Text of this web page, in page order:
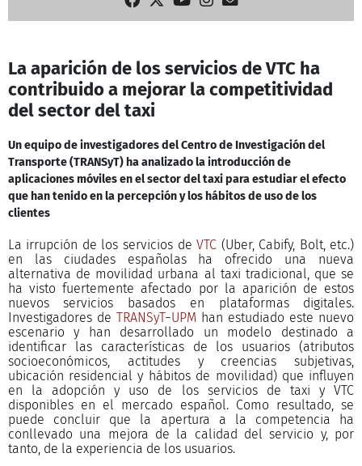
La aparición de los servicios de VTC ha
contribuido a mejorar la competitividad
del sector del taxi
Un equipo de investigadores del Centro de Investigación del
Transporte (TRANSyT) ha analizado la introducción de
aplicaciones móviles en el sector del taxi para estudiar el efecto
que han tenido en la percepción y los hábitos de uso de los
clientes
La irrupción de los servicios deVTC (Uber, Cabify, Bolt, etc.)
en las ciudades españolas ha ofrecido una nueva
alternativa de movilidad urbana al taxi tradicional, que se
ha visto fuertemente afectado por la aparición de estos
nuevos servicios basados en plataformas digitales.
Investigadores de TRANSyT−UPM han estudiado este nuevo
escenario y han desarrollado un modelo destinado a
identificar las características de los usuarios (atributos
socioeconómicos, actitudes y creencias subjetivas,
ubicación residencial y hábitos de movilidad) que influyen
en la adopción y uso de los servicios de taxi y VTC
disponibles en el mercado español. Como resultado, se
puede concluir que la apertura a la competencia ha
conllevado una mejora de la calidad del servicio y, por
tanto, de la experiencia de los usuarios.